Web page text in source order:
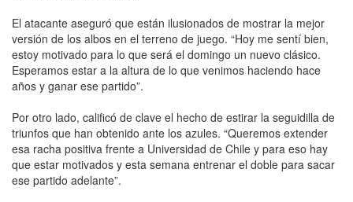
El atacante aseguró que están ilusionados de mostrar la mejor
versión de los albos en el terreno de juego. “Hoy me sentí bien,
estoy motivado para lo que será el domingo un nuevo clásico.
Esperamos estar a la altura de lo que venimos haciendo hace
años y ganar ese partido”.
Por otro lado, calificó de clave el hecho de estirar la seguidilla de
triunfos que han obtenido ante los azules. “Queremos extender
esa racha positiva frente a Universidad de Chile y para eso hay
que estar motivados y esta semana entrenar el doble para sacar
ese partido adelante”.